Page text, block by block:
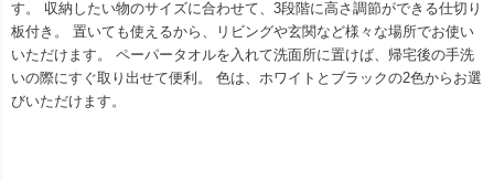
す。 収納したい物のサイズに合わせて、3段階に高さ調節ができる仕切り
板付き。 置いても使えるから、リビングや玄関など様々な場所でお使い
いただけます。 ペーパータオルを入れて洗面所に置けば、帰宅後の手洗
いの際にすぐ取り出せて便利。 色は、ホワイトとブラックの2色からお選
びいただけます。